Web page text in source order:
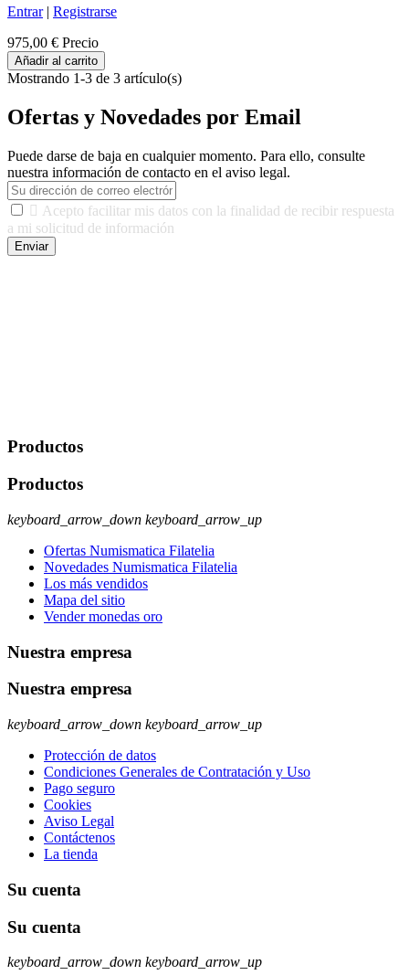
Entrar| Registrarse
975,00 € Precio
Añadir al carrito
Mostrando 1-3 de 3 artículo(s)
Ofertas y Novedades por Email
Puede darse de baja en cualquier momento. Para ello, consulte
nuestra información de contacto en el aviso legal.
 Acepto facilitar mis datos con la finalidad de recibir respuesta
a mi solicitud de información
Enviar
Productos
Productos
keyboard_arrow_down keyboard_arrow_up
Ofertas Numismatica Filatelia
Novedades Numismatica Filatelia
Los más vendidos
Mapa del sitio
Vender monedas oro
Nuestra empresa
Nuestra empresa
keyboard_arrow_down keyboard_arrow_up
Protección de datos
Condiciones Generales de Contratación y Uso
Pago seguro
Cookies
Aviso Legal
Contáctenos
La tienda
Su cuenta
Su cuenta
keyboard_arrow_down keyboard_arrow_up